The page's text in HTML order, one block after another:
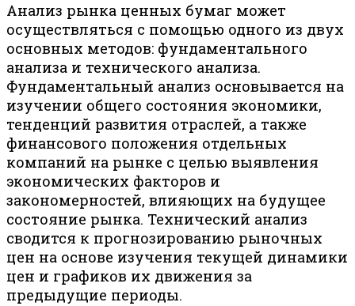
Анализ рынка ценных бумаг может
осуществляться с помощью одного из двух
основных методов: фундаментального
анализа и технического анализа.
Фундаментальный анализ основывается на
изучении общего состояния экономики,
тенденций развития отраслей, а также
финансового положения отдельных
компаний на рынке с целью выявления
экономических факторов и
закономерностей, влияющих на будущее
состояние рынка. Технический анализ
сводится к прогнозированию рыночных
цен на основе изучения текущей динамики
цен и графиков их движения за
предыдущие периоды.